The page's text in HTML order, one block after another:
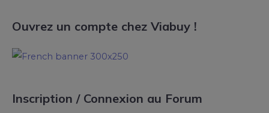
Ouvrez un compte chez Viabuy !
Inscription / Connexion au Forum